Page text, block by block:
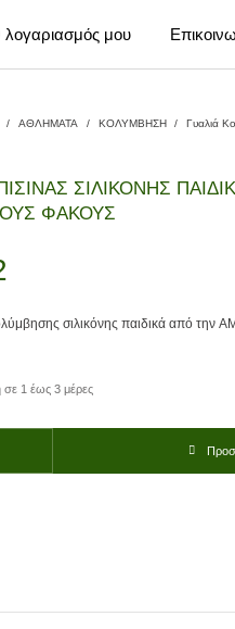
μου
/ ΑΘΛΗΜΑΤΑ / ΚΟΛΥΜΒΗΣΗ / Γυαλιά
ΣΙΛΙΚΟΝΗΣ
ΦΑΚΟΥΣ
σιλικόνης παιδικά από την
1 έως 3 μέρες